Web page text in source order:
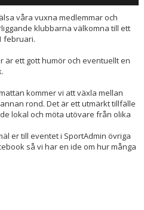
våra vuxna medlemmar och
klubbarna välkomna till ett
februari.
är ett gott humör och eventuellt en
kommer vi att växla mellan
rond. Det är ett utmärkt tillfälle
lokal och möta utövare från olika
er till eventet i SportAdmin övriga
så vi har en ide om hur många